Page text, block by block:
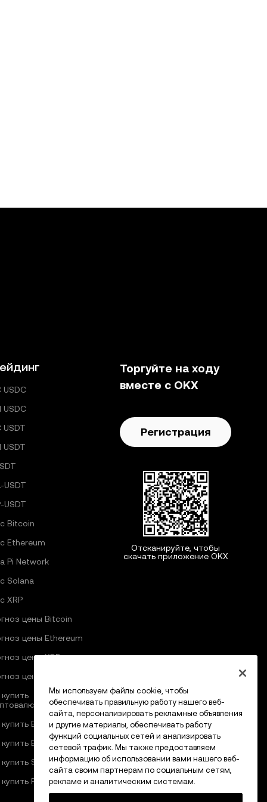
USDC
USDC
USDT
USDT
USDT
USDT
Bitcoin
Ethereum
Pi Network
Solana
XRP
цены Bitcoin
цены Ethereum
цены XRP
цены Pi Network
Bitcoin
Ethereum
Solana
Pi Network
Торгуйте на ходу
вместе с OKX
Регистрация
Отсканируйте, чтобы
скачать приложение OKX
Мы используем файлы cookie, чтобы
обеспечивать правильную работу нашего веб-
сайта, персонализировать рекламные объявления
и другие материалы, обеспечивать работу
функций социальных сетей и анализировать
сетевой трафик. Мы также предоставляем
информацию об использовании вами нашего веб-
сайта своим партнерам по социальным сетям,
рекламе и аналитическим системам.